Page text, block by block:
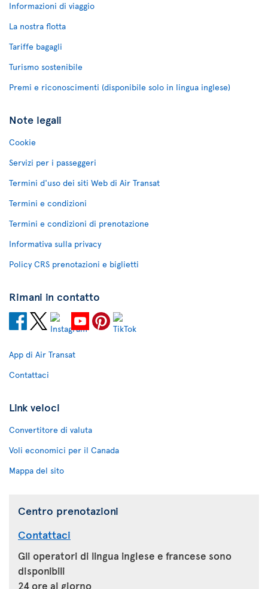
Informazioni di viaggio
La nostra flotta
Tariffe bagagli
Turismo sostenibile
Premi e riconoscimenti (disponibile solo in lingua inglese)
Note legali
Cookie
Servizi per i passeggeri
Termini d'uso dei siti Web di Air Transat
Termini e condizioni
Termini e condizioni di prenotazione
Informativa sulla privacy
Policy CRS prenotazioni e biglietti
Rimani in contatto
App di Air Transat
Contattaci
Link veloci
Convertitore di valuta
Voli economici per il Canada
Mappa del sito
Centro prenotazioni
Contattaci
Gli operatori di lingua inglese e francese sono
disponibili
24 ore al giorno